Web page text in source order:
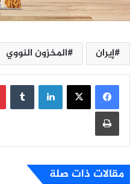
إيران المخزون النووي
لينكدإن
طباعة
مقالات ذات صلة